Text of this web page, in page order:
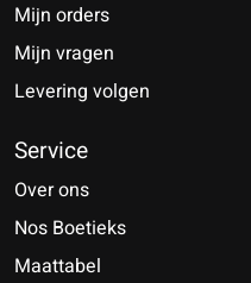
Mijn orders
Mijn vragen
Levering volgen
Service
Over ons
Nos Boetieks
Maattabel